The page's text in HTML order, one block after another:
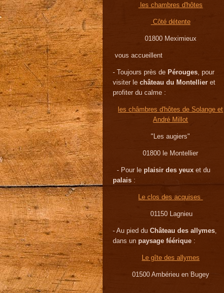
les chambres d'hôtes
Côté détente
01800 Meximieux
vous accueillent
- Toujours près de Pérouges , pour
visiter le château du Montellier et
profiter du calme :
les châmbres d'hôtes de Solange et
André Millot
"Les augiers"
01800 le Montellier
- Pour le plaisir des yeux et du
palais :
Le clos des acquises
01150 Lagnieu
- Au pied du Château des allymes
dans un paysage féérique :
Le gîte des allymes
01500 Ambérieu en Bugey